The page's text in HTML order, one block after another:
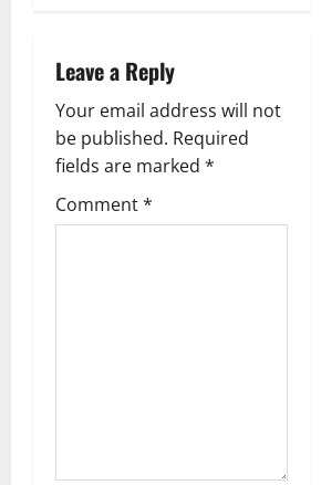
a
v
i
g
Leave a Reply
Your email address will not
be published. Required
fields are marked *
Comment*